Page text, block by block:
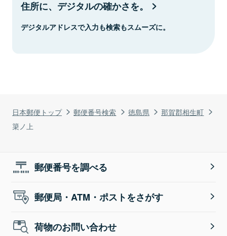
日本郵便トップ 郵便番号検索 徳島県
那賀郡相生町
簗ノ上
住所に、デジタルの確かさを。
デジタルアドレスで入力も検索もスムーズに。
郵便番号を調べる
郵便局・ATM・ポストをさがす
荷物のお問い合わせ